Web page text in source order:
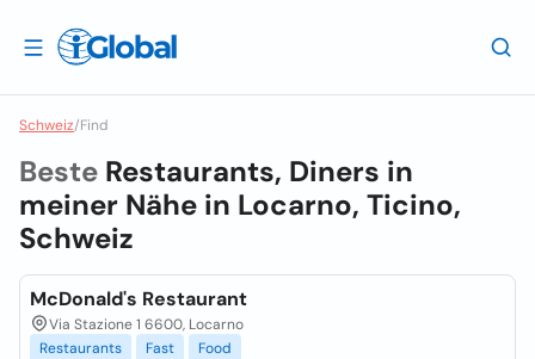
Schweiz/Find
Beste Restaurants, Diners in
meiner Nähe in Locarno, Ticino,
Schweiz
McDonald's Restaurant
Via Stazione 1 6600, Locarno
Restaurants
Fast Food